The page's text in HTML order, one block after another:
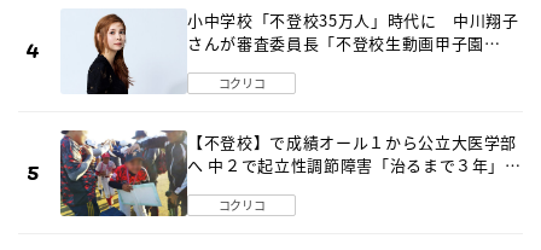
小中学校「不登校35万人」時代に 中川翔子
さんが審査委員長「不登校生動画甲子園
コクリコ
【不登校】で成績オール１から公立大医学部
へ 中２で起立性調節障害「治るまで３年」の
コクリコ